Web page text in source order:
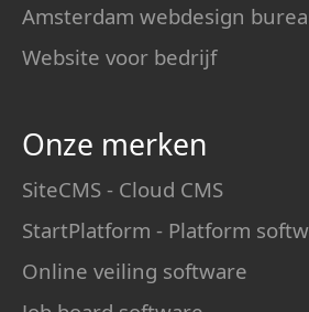
Amsterdam webdesign
Website voor bedrijf
Onze merken
SiteCMS - Cloud CMS
StartPlatform - Platform
Online veiling software